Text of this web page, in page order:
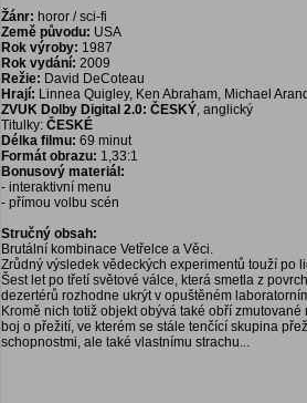
Žánr: horor / sci-fi
Země původu: USA
Rok výroby: 1987
Rok vydání: 2009
Režie: David DeCoteau
Hrají: Linnea Quigley, Ken Abraham, Michael
ZVUK Dolby Digital 2.0: ČESKÝ, anglický
Titulky: ČESKÉ
Délka filmu: 69 minut
Formát obrazu: 1,33:1
Bonusový materiál:
- interaktivní menu
- přímou volbu scén
Stručný obsah:
Brutální kombinace Vetřelce a Věci.
Zrůdný výsledek vědeckých experimentů touží po
Šest let po třetí světové válce, která smetla z
dezertérů rozhodne ukrýt v opuštěném
Kromě nich totiž objekt obývá také obří
boj o přežití, ve kterém se stále tenčící skupina
schopnostmi, ale také vlastnímu strachu...